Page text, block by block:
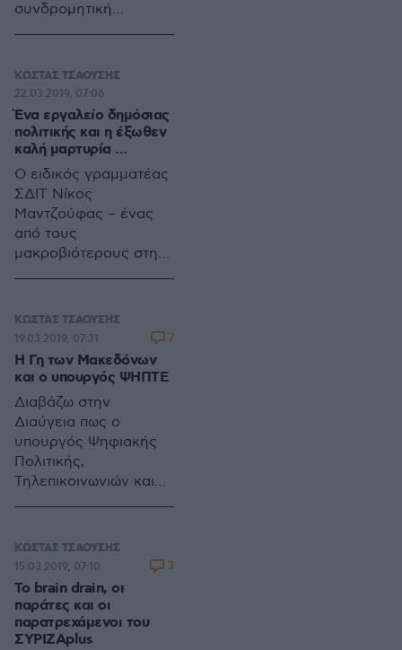
συνδρομητική
χρειάζεται ιδιαίτερες
συστάσεις για το
μέγεθος της επιρροής
της στον κόσμο του
θεάματος, ούτε για
τον βαθμό της
επιδραστικότητας της
στο ευρύ ακροατήριο
ΚΩΣΤΑΣ ΤΣΑΟΥΣΗΣ
Ένα εργαλείο δημόσιας
πολιτικής και η έξωθεν
καλή μαρτυρία …
Ο ειδικός γραμματέας
ΣΔΙΤ Νίκος
Μαντζούφας – ένας
από τους
μακροβιότερους στη
φέτος κλείνει 10
ολόκληρα χρόνια-
γνωρίζει να αξιοποιεί
τα social media
αναδεικνύοντας τα
ανταγωνιστικά
πλεονεκτήματα των
Συμπράξεων.
22.03.2019, 07:06
ΚΩΣΤΑΣ ΤΣΑΟΥΣΗΣ
Η Γη των Μακεδόνων
και ο υπουργός ΨΗΠΤΕ
Διαβάζω στην
Διαύγεια πως ο
υπουργός Ψηφιακής
Πολιτικής,
Τηλεπικοινωνιών και
υπογραφή του στην
απόφαση έγκρισης μια
πρότασης με τίτλο:
Δίκτυο Εικονικής
Περιήγησης στη γη
των Μακεδόνων, ως
19.03.2019, 07:31 7
ΚΩΣΤΑΣ ΤΣΑΟΥΣΗΣ
To brain drain, οι
παράτες και οι
παρατρεχάμενοι του
ΣΥΡΙΖΑplus
15.03.2019, 07:10 3